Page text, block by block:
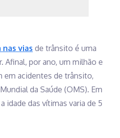
vias de trânsito é uma
Afinal, por ano, um milhão e
em acidentes de trânsito,
da Saúde (OMS). Em
idade das vítimas varia de 5